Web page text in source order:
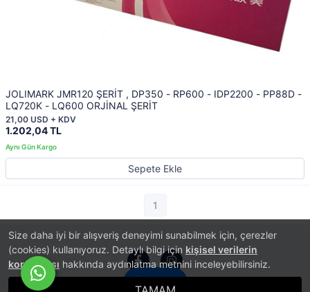
Size daha iyi bir alışveriş deneyimi sunabilmek için, çerezler
(cookies) kullanıyoruz. Detaylı bilgi için kişisel verilerin
korunması hakkında aydınlatma metnini inceleyebilirsiniz.
JOLIMARK JMR120 ŞERİT , DP350 - RP600 - IDP2200 - PP88D -
LQ720K - LQ600 ORJİNAL ŞERİT
1.202,04 TL
21,00 USD + KDV
Sepete Ekle
1
İletişim